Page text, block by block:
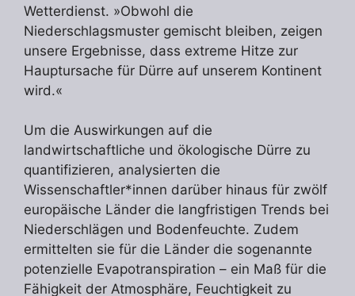
Wetterdienst. »Obwohl die
Niederschlagsmuster gemischt bleiben, zeigen
unsere Ergebnisse, dass extreme Hitze zur
Hauptursache für Dürre auf unserem Kontinent
wird.«
Um die Auswirkungen auf die
landwirtschaftliche und ökologische Dürre zu
quantifizieren, analysierten die
Wissenschaftler*innen darüber hinaus für zwölf
europäische Länder die langfristigen Trends bei
Niederschlägen und Bodenfeuchte. Zudem
ermittelten sie für die Länder die sogenannte
potenzielle Evapotranspiration – ein Maß für die
Fähigkeit der Atmosphäre, Feuchtigkeit zu